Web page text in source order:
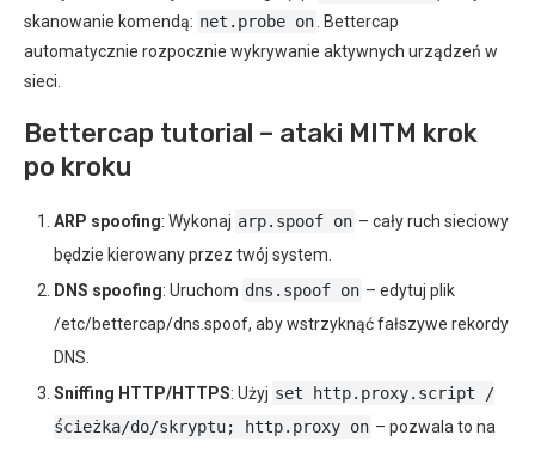
skanowanie komendą: net.probe on
. Bettercap
automatycznie rozpocznie wykrywanie aktywnych urządzeń w
sieci.
Bettercap tutorial – ataki MITM krok
po kroku
ARP spoofing: Wykonaj arp.spoof on – cały ruch sieciowy
będzie kierowany przez twój system.
DNS spoofing: Uruchom dns.spoof on – edytuj plik
/etc/bettercap/dns.spoof, aby wstrzyknąć fałszywe rekordy
DNS.
Sniffing HTTP/HTTPS: Użyj set http.proxy.script /
ścieżka/do/skryptu; http.proxy on – pozwala to na